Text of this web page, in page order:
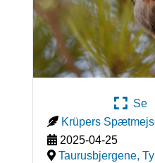
Se
Krüpers
2025-04-25
Taurusbjergene,